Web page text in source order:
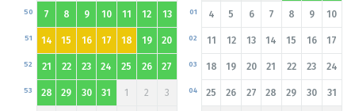
7
50 8 9 10 11 12 13
14
51 15 16 17 18 19 20
21
52 22 23 24 25 26 27
28
53 29 30 31 1 2 3
4
01 5 6 7 8 9 10
11
02 12 13 14 15 16 17
18
03 19 20 21 22 23 24
25
04 26 27 28 29 30 31